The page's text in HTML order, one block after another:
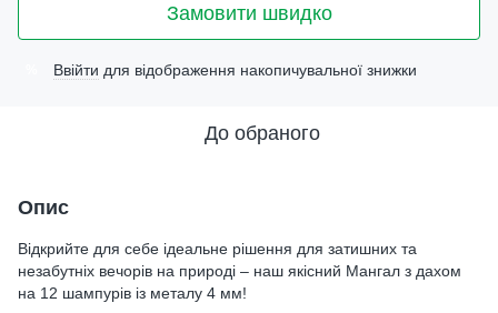
Замовити швидко
Ввійти для відображення накопичувальної знижки
До обраного
Опис
Відкрийте для себе ідеальне рішення для затишних та
незабутніх вечорів на природі – наш якісний Мангал з дахом
на 12 шампурів із металу 4 мм!